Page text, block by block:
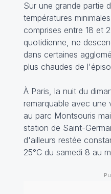
Sur une grande partie
températures
comprises entre 18 et
quotidienne, ne
dans certaines
plus chaudes de
À Paris, la nuit du
remarquable avec une
au parc Montsouris
station de Saint-
d'ailleurs restée
25°C du samedi 8 au